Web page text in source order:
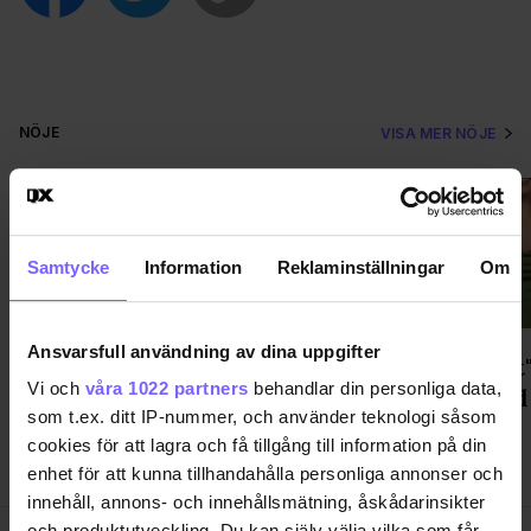
Samtycke Information Reklaminställningar Om
Ansvarsfull användning av dina uppgifter
Vi och våra 1022 partners behandlar din personliga data,
som t.ex. ditt IP-nummer, och använder teknologi såsom
cookies för att lagra och få tillgång till information på din
enhet för att kunna tillhandahålla personliga annonser och
innehåll, annons- och innehållsmätning, åskådarinsikter
NÖJE VISA MER NÖJE
Trailern till Connor Storries nya
film April X är här
Gift vid